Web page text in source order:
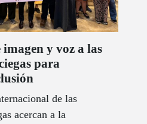
y voz a las
para
de las
acercan a la